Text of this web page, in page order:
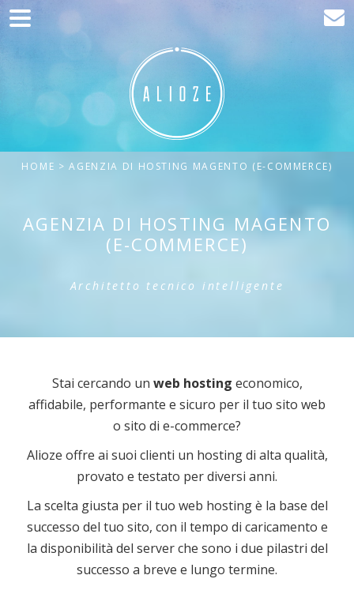
Home
Sviluppo web
Acquisizione del traffico
Clienti
HOME > AGENZIA DI HOSTING MAGENTO (E-COMMERCE)
AGENZIA DI HOSTING MAGENTO
(E-COMMERCE)
Architetto tecnico intelligente
Stai cercando un web hosting economico,
affidabile, performante e sicuro per il tuo sito web
o sito di e-commerce?
Alioze offre ai suoi clienti un hosting di alta qualità,
provato e testato per diversi anni.
La scelta giusta per il tuo web hosting è la base del
successo del tuo sito, con il tempo di caricamento e
la disponibilità del server che sono i due pilastri del
successo a breve e lungo termine.